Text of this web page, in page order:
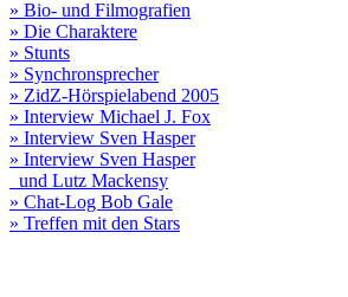
» Bio- und Filmografien
» Die Charaktere
» Stunts
» Synchronsprecher
» ZidZ-Hörspielabend 2005
» Interview Michael J. Fox
» Interview Sven Hasper
» Interview Sven Hasper
und Lutz Mackensy
» Chat-Log Bob Gale
» Treffen mit den Stars